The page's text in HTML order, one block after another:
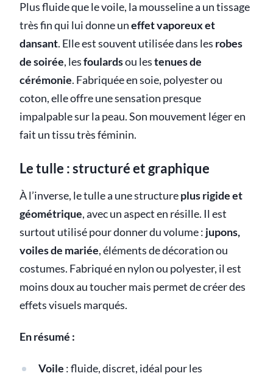
Plus fluide que le voile, la mousseline a un tissage
très fin qui lui donne uneffet vaporeux et
dansant. Elle est souvent utilisée dans les robes
de soirée, lesfoulardsou lestenues de
cérémonie. Fabriquée en soie, polyester ou
coton, elle offre une sensation presque
impalpable sur la peau. Son mouvement léger en
fait un tissu très féminin.
Le tulle : structuré et graphique
À l’inverse, le tulle a une structureplus rigide et
géométrique, avec un aspect en résille. Il est
surtout utilisé pour donner du volume : jupons,
voiles de mariée, éléments de décoration ou
costumes. Fabriqué en nylon ou polyester, il est
moins doux au toucher mais permet de créer des
effets visuels marqués.
En résumé :
Voile : fluide, discret, idéal pour les